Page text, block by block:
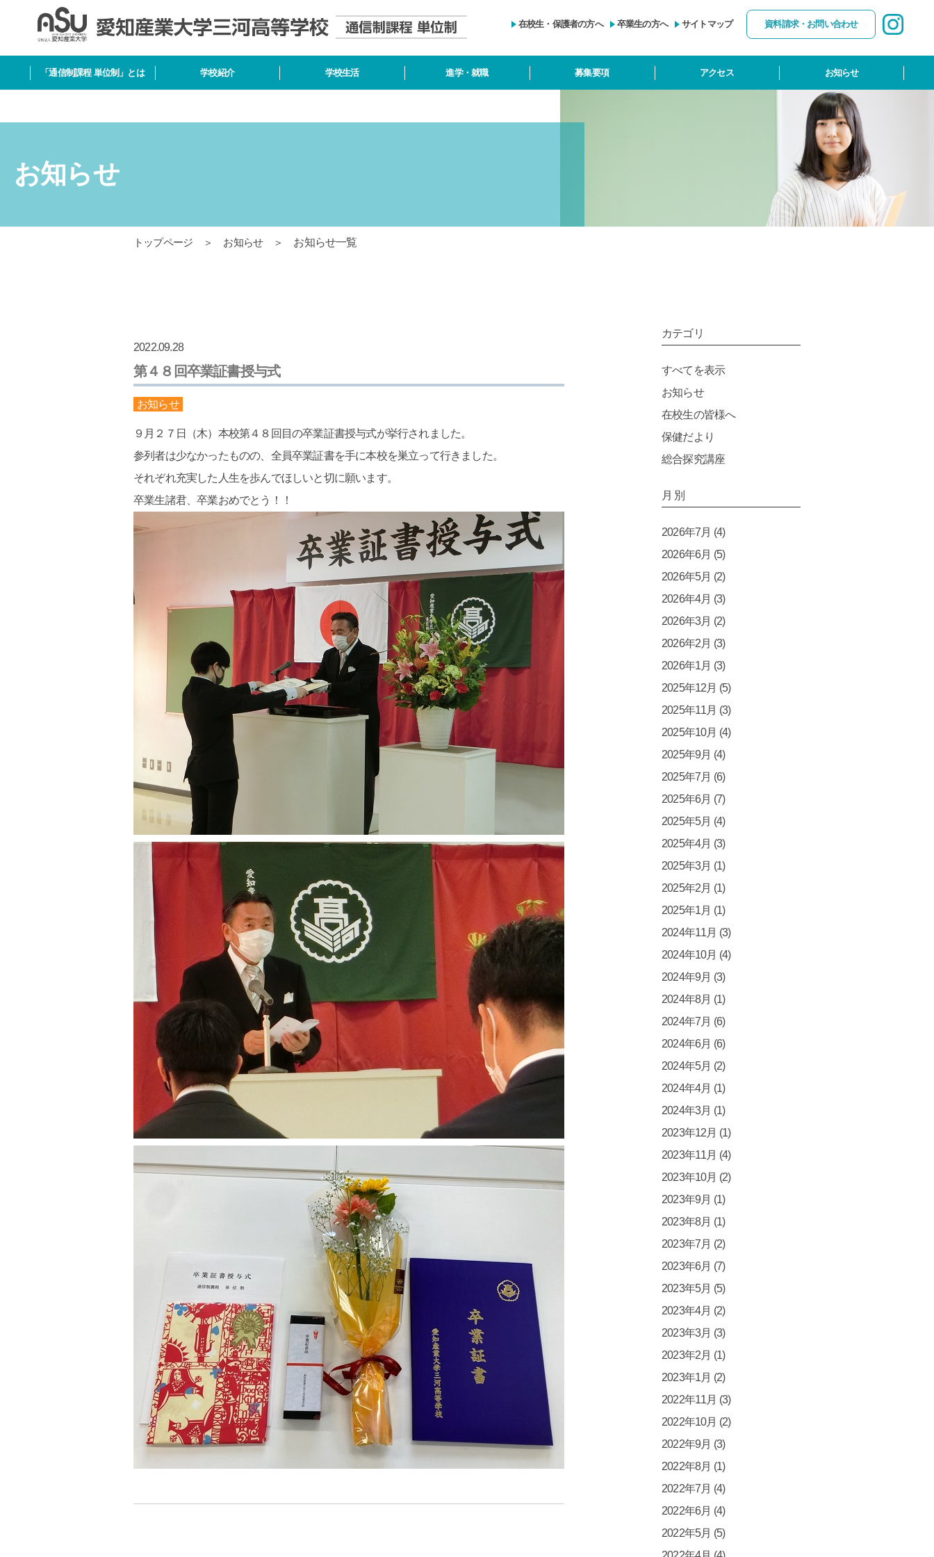
在校生・保護者の方へ 卒業生の方へ サイトマップ 資料請求・お問い合わせ
「通信制課程 単位制」とは 学校紹介 学校生活 進学・就職 募集要項 アクセス お知らせ
お知らせ
トップページ ＞ お知らせ ＞ お知らせ一覧
2022.09.28
第４８回卒業証書授与式
お知らせ
９月２７日（木）本校第４８回目の卒業証書授与式が挙行されました。
参列者は少なかったものの、全員卒業証書を手に本校を巣立って行きました。
それぞれ充実した人生を歩んでほしいと切に願います。
卒業生諸君、卒業おめでとう！！
カテゴリ
すべてを表示
お知らせ
在校生の皆様へ
保健だより
総合探究講座
月 別
2026年7月 (4)
2026年6月 (5)
2026年5月 (2)
2026年4月 (3)
2026年3月 (2)
2026年2月 (3)
2026年1月 (3)
2025年12月 (5)
2025年11月 (3)
2025年10月 (4)
2025年9月 (4)
2025年7月 (6)
2025年6月 (7)
2025年5月 (4)
2025年4月 (3)
2025年3月 (1)
2025年2月 (1)
2025年1月 (1)
2024年11月 (3)
2024年10月 (4)
2024年9月 (3)
2024年8月 (1)
2024年7月 (6)
2024年6月 (6)
2024年5月 (2)
2024年4月 (1)
2024年3月 (1)
2023年12月 (1)
2023年11月 (4)
2023年10月 (2)
2023年9月 (1)
2023年8月 (1)
2023年7月 (2)
2023年6月 (7)
2023年5月 (5)
2023年4月 (2)
2023年3月 (3)
2023年2月 (1)
2023年1月 (2)
2022年11月 (3)
2022年10月 (2)
2022年9月 (3)
2022年8月 (1)
2022年7月 (4)
2022年6月 (4)
2022年5月 (5)